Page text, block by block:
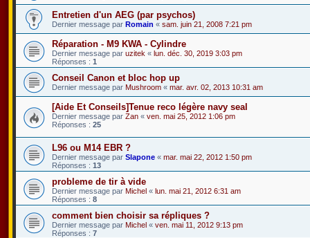
Entretien d'un AEG (par psychos)
Dernier message par Romain « sam. juin 21, 2008 7:21 pm
Réparation - M9 KWA - Cylindre
Dernier message par uzitek « lun. déc. 30, 2019 3:03 pm
Réponses : 1
Conseil Canon et bloc hop up
Dernier message par Mushroom « mar. avr. 02, 2013 10:31 am
[Aide Et Conseils]Tenue reco légère navy seal
Dernier message par Zan « ven. mai 25, 2012 1:06 pm
Réponses : 25
L96 ou M14 EBR ?
Dernier message par Slapone « mar. mai 22, 2012 1:50 pm
Réponses : 13
probleme de tir à vide
Dernier message par Michel « lun. mai 21, 2012 6:31 am
Réponses : 8
comment bien choisir sa répliques ?
Dernier message par Michel « ven. mai 11, 2012 9:13 pm
Réponses : 7